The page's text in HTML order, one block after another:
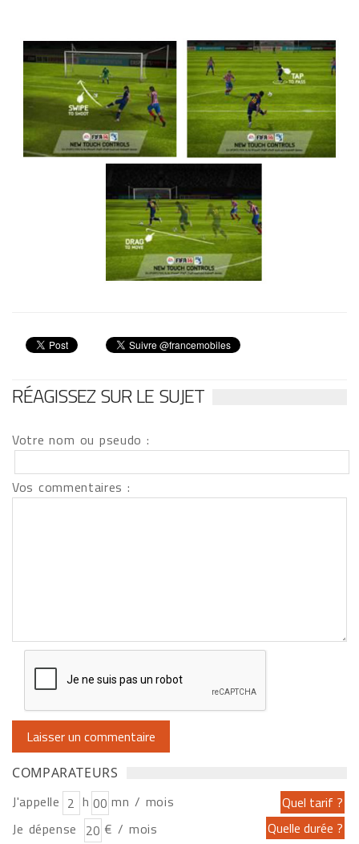
RÉAGISSEZ SUR LE SUJET
Votre nom ou pseudo :
Vos commentaires :
COMPARATEURS
J'appelle h
mn / mois
Je dépense
€ / mois